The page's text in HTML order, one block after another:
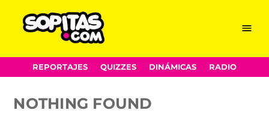
content
Menu
REPORTAJES QUIZZES DINÁMICAS RADIO
Héctor Marcos Díaz-
Santana Castaños
NOTHING FOUND